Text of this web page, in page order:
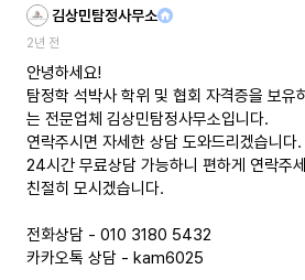
김상민탐정사무소
2년 전
안녕하세요!
탐정학 석박사 학위 및 협회 자격증을 보유
는 전문업체 김상민탐정사무소입니다.
연락주시면 자세한 상담 도와드리겠습니다.
24시간 무료상담 가능하니 편하게 연락주
친절히 모시겠습니다.
전화상담 - 010 3180 5432
카카오톡 상담 - kam6025